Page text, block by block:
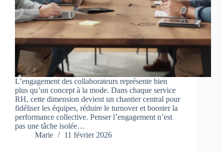
L’engagement des collaborateurs représente bien
plus qu’un concept à la mode. Dans chaque service
RH, cette dimension devient un chantier central pour
fidéliser les équipes, réduire le turnover et booster la
performance collective. Penser l’engagement n’est
pas une tâche isolée…
Marie
11 février 2026